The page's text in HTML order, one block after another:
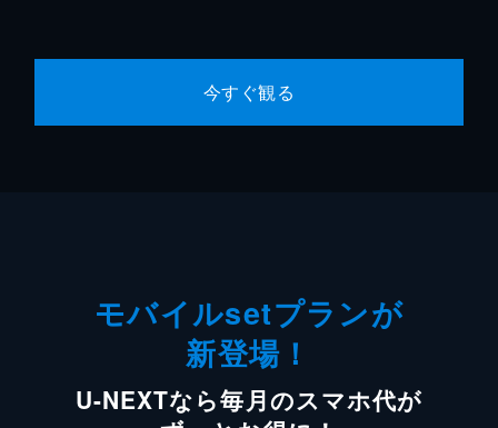
今すぐ観る
モバイルsetプランが
新登場！
U-NEXTなら毎月のスマホ代が